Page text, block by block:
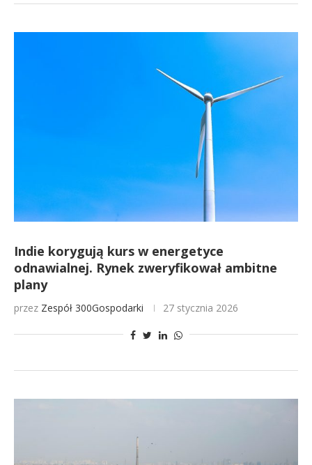
Indie korygują kurs w energetyce
odnawialnej. Rynek zweryfikował ambitne
plany
przez Zespół 300Gospodarki 27 stycznia 2026